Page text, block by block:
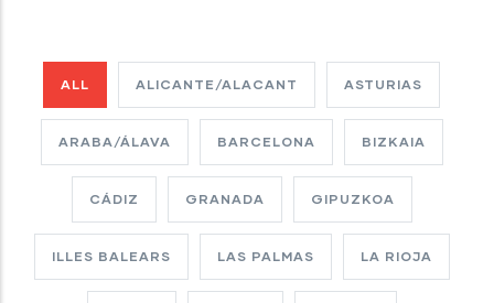
ALL ALICANTE/ALACANT ASTURIAS
ARABA/ÁLAVA BARCELONA BIZKAIA
CÁDIZ GRANADA GIPUZKOA
ILLES BALEARS LAS PALMAS LA RIOJA